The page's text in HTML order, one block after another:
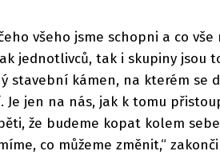
všeho jsme schopni a co
jednotlivců, tak i skupiny jsou
stavební kámen, na kterém se
Je jen na nás, jak k tomu
že budeme kopat kolem
co můžeme změnit,“